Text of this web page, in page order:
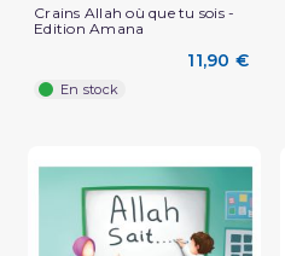
Crains Allah où que tu sois -
Edition Amana
11,90 €
En stock